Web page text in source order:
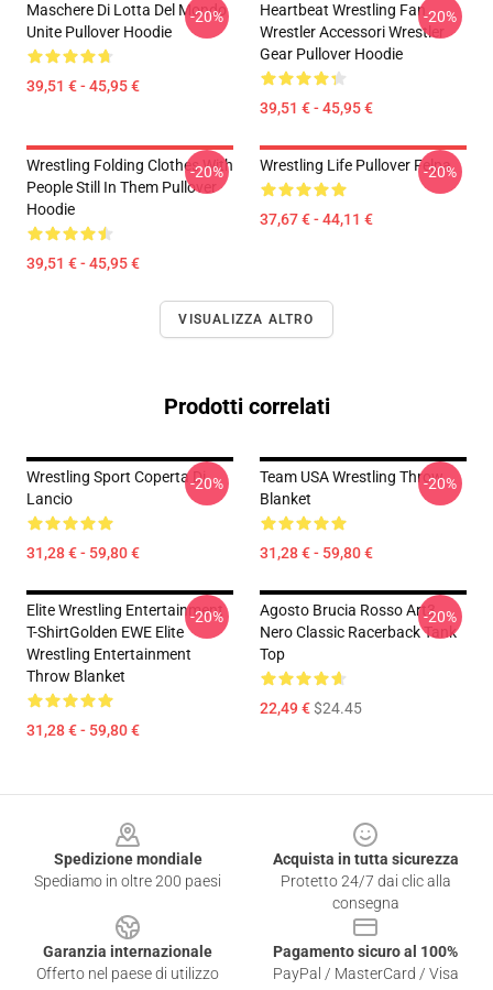
Maschere Di Lotta Del Mondo
Unite Pullover Hoodie
39,51 € - 45,95 €
-20%
Heartbeat Wrestling Fan
Wrestler Accessori Wrestler
Gear Pullover Hoodie
39,51 € - 45,95 €
-20%
Wrestling Folding Clothes With
People Still In Them Pullover
Hoodie
39,51 € - 45,95 €
-20% Wrestling Life Pullover Felpa
37,67 € - 44,11 €
-20%
VISUALIZZA ALTRO
Prodotti correlati
Wrestling Sport Coperta Di
Lancio
31,28 € - 59,80 €
-20%
Team USA Wrestling Throw
Blanket
31,28 € - 59,80 €
-20%
Elite Wrestling Entertainment
T-ShirtGolden EWE Elite
Wrestling Entertainment
Throw Blanket
31,28 € - 59,80 €
-20%
Agosto Brucia Rosso Art3
Nero Classic Racerback Tank
Top
22,49 €$24.45
-20%
Spedizione mondiale
Spediamo in oltre 200 paesi
Acquista in tutta sicurezza
Protetto 24/7 dai clic alla
consegna
Garanzia internazionale
Offerto nel paese di utilizzo
Pagamento sicuro al 100%
PayPal / MasterCard / Visa